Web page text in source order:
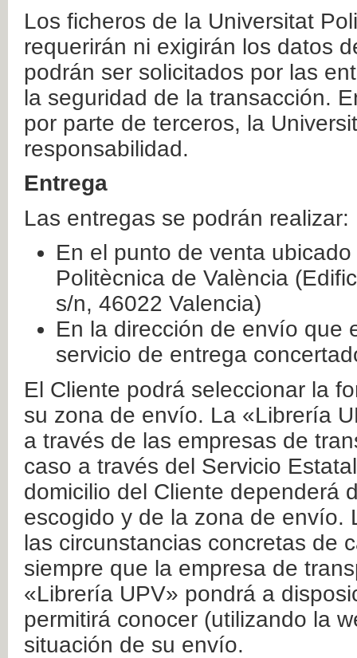
Los ficheros de la Universitat
requerirán ni exigirán los datos
podrán ser solicitados por las
la seguridad de la transacción.
por parte de terceros, la
responsabilidad.
Entrega
Las entregas se podrán realizar:
En el punto de venta
Politècnica de València
s/n, 46022 Valencia)
En la dirección de envío que
servicio de entrega
El Cliente podrá seleccionar la
su zona de envío. La «Librería
a través de las empresas de
caso a través del Servicio
domicilio del Cliente dependerá
escogido y de la zona de envío.
las circunstancias concretas de
siempre que la empresa de
«Librería UPV» pondrá a
permitirá conocer (utilizando la
situación de su envío.